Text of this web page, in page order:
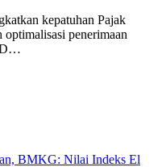
kepatuhan Pajak
penerimaan